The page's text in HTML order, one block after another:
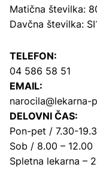
Matična številka:
Davčna številka:
TELEFON:
04 586 58 51
EMAIL:
narocila@lekarna-
DELOVNI ČAS:
Pon-pet / 7.30-
Sob / 8.00 – 12.00
Spletna lekarna –